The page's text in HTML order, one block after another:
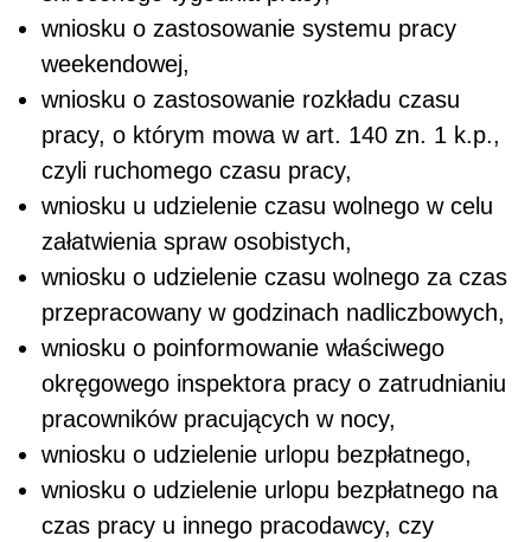
wniosku o zastosowanie systemu pracy
weekendowej,
wniosku o zastosowanie rozkładu czasu
pracy, o którym mowa w art. 140 zn. 1 k.p.,
czyli ruchomego czasu pracy,
wniosku u udzielenie czasu wolnego w celu
załatwienia spraw osobistych,
wniosku o udzielenie czasu wolnego za czas
przepracowany w godzinach nadliczbowych,
wniosku o poinformowanie właściwego
okręgowego inspektora pracy o zatrudnianiu
pracowników pracujących w nocy,
wniosku o udzielenie urlopu bezpłatnego,
wniosku o udzielenie urlopu bezpłatnego na
czas pracy u innego pracodawcy, czy